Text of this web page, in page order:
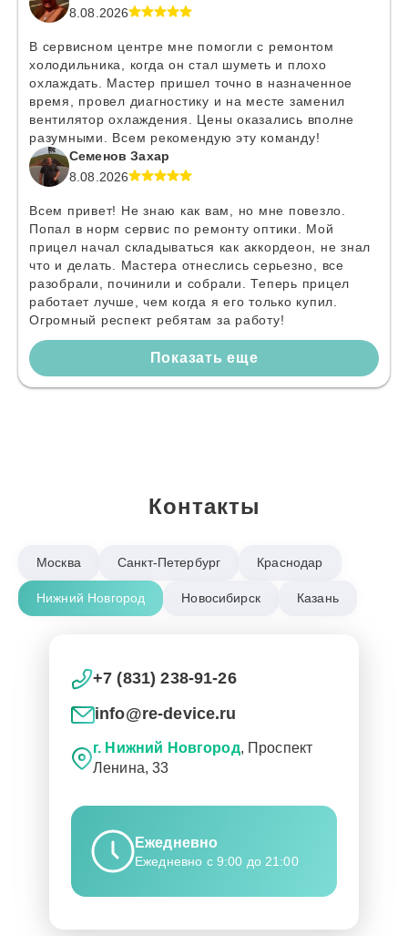
8.08.2026
В сервисном центре мне помогли с ремонтом
холодильника, когда он стал шуметь и плохо
охлаждать. Мастер пришел точно в назначенное
время, провел диагностику и на месте заменил
вентилятор охлаждения. Цены оказались вполне
разумными. Всем рекомендую эту команду!
Семенов Захар
8.08.2026
Всем привет! Не знаю как вам, но мне повезло.
Попал в норм сервис по ремонту оптики. Мой
прицел начал складываться как аккордеон, не знал
что и делать. Мастера отнеслись серьезно, все
разобрали, починили и собрали. Теперь прицел
работает лучше, чем когда я его только купил.
Огромный респект ребятам за работу!
Показать еще
Контакты
Москва Санкт-Петербург Краснодар
Нижний Новгород Новосибирск Казань
+7 (831) 238-91-26
info@re-device.ru
г. Нижний Новгород, Проспект
Ленина, 33
Ежедневно
Ежедневно с 9:00 до 21:00